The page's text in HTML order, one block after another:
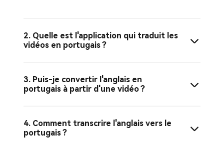
2. Quelle est l'application qui traduit les
vidéos en portugais ?
3. Puis-je convertir l'anglais en
portugais à partir d'une vidéo ?
4. Comment transcrire l'anglais vers le
portugais ?